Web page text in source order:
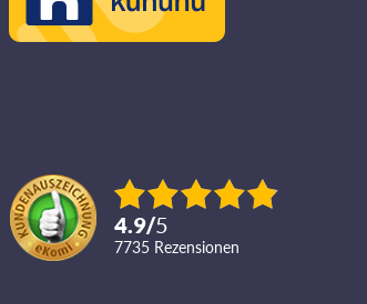
4.9/5
7735 Rezensionen